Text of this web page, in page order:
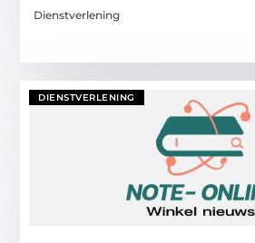
Dienstverlening
DIENSTVERLENING